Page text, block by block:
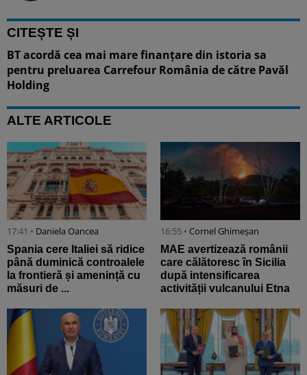
CITEȘTE ȘI
BT acordă cea mai mare finanțare din istoria sa
pentru preluarea Carrefour România de către Pavăl
Holding
ALTE ARTICOLE
17:41 • Daniela Oancea
Spania cere Italiei să ridice
până duminică controalele
la frontieră și amenință cu
măsuri de ...
16:55 • Cornel Ghimeșan
MAE avertizează românii
care călătoresc în Sicilia
după intensificarea
activității vulcanului Etna